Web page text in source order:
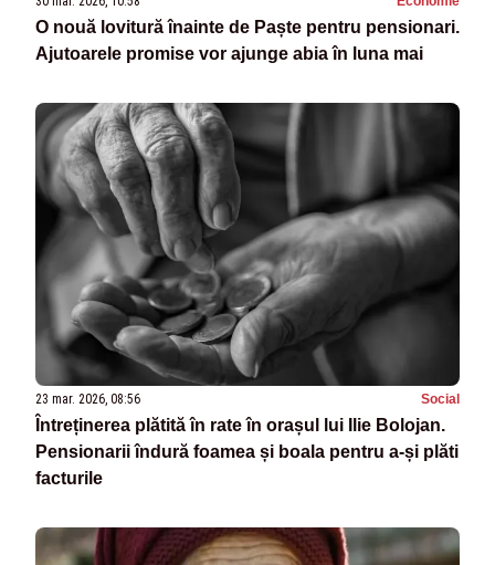
O nouă lovitură înainte de Paște pentru pensionari.
Ajutoarele promise vor ajunge abia în luna mai
23 mar. 2026, 08:56 Social
Întreținerea plătită în rate în orașul lui Ilie Bolojan.
Pensionarii îndură foamea și boala pentru a-și plăti
facturile